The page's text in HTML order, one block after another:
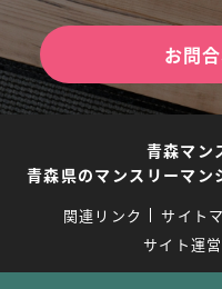
お問
青森マン
青森県のマンスリーマン
関連リンク サイト
サイト運